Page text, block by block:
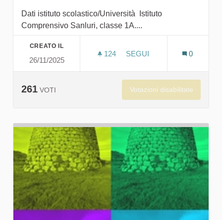
Dati istituto scolastico/Università Istituto
Comprensivo Sanluri, classe 1A....
CREATO IL
26/11/2025
124 124 SOSTENITORI
SEGUI
0
261 VOTI Votazioni disabilitate